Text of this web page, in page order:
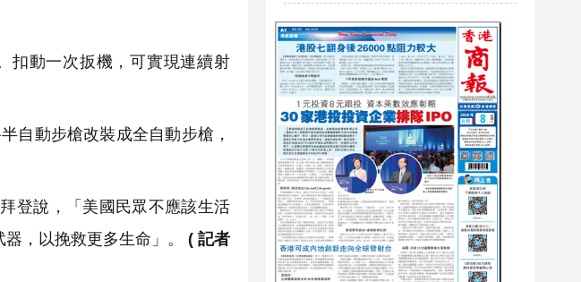
扣動一次扳機，可實現連續射
自動步槍改裝成全自動步槍，
登說，「美國民眾不應該生活
，以挽救更多生命」。
( 記者